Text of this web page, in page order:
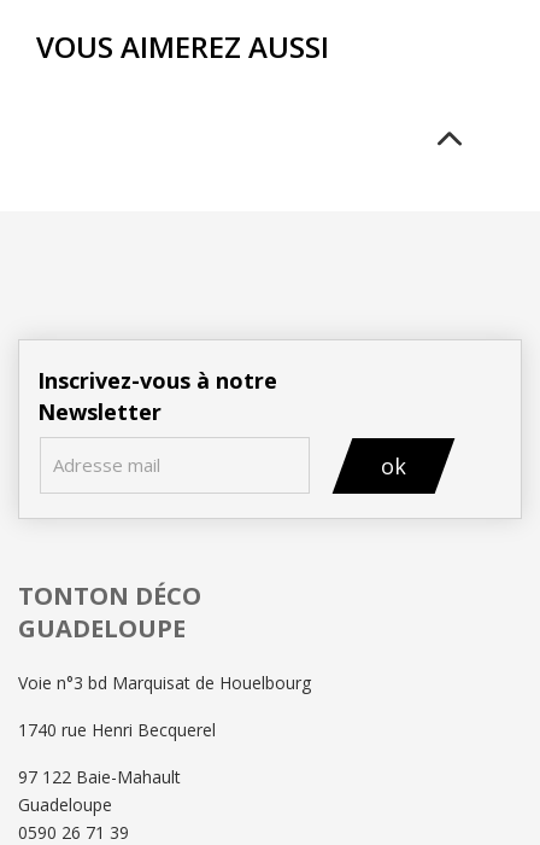
VOUS AIMEREZ AUSSI
Inscrivez-vous à notre
Newsletter
ok
TONTON DÉCO
GUADELOUPE
Voie n°3 bd Marquisat de Houelbourg
1740 rue Henri Becquerel
97 122 Baie-Mahault
Guadeloupe
0590 26 71 39